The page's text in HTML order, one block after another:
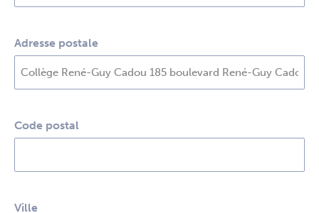
Adresse postale
Code postal
Ville